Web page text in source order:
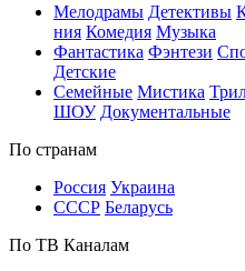
Ме­ло­дра­мы Де­тек­ти­вы
ния Ко­ме­дия Му­зы­ка
Фан­та­сти­ка Фэн­те­зи
Дет­ские
Се­мей­ные Мис­ти­ка
ШОУ До­ку­мен­таль­ные
По стра­нам
Рос­сия Ук­раи­на
СССР Бе­ла­русь
По ТВ Ка­на­лам